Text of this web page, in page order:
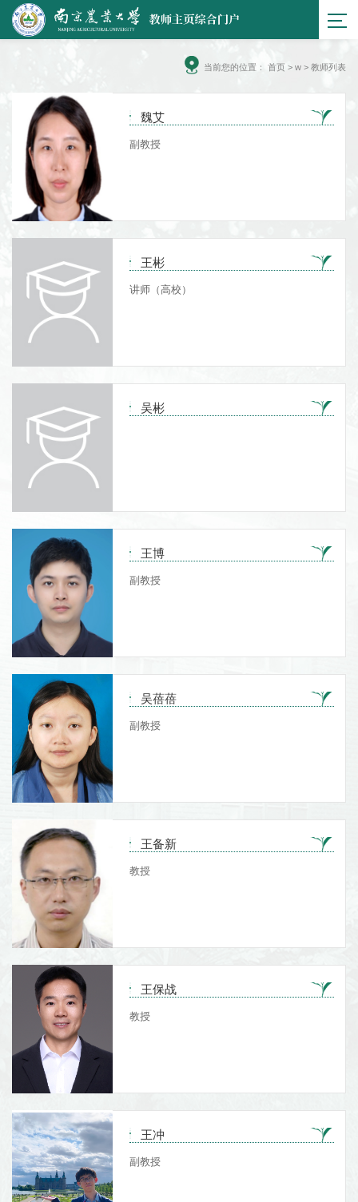
当前您的位置： 首页 > w > 教师列表
魏艾
副教授
王彬
讲师（高校）
吴彬
王博
副教授
吴蓓蓓
副教授
王备新
教授
王保战
教授
王冲
副教授